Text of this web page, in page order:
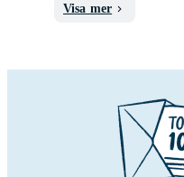
Visa mer